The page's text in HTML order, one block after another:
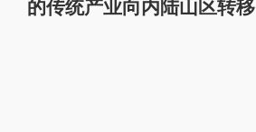
的传统产业向内陆山区转移